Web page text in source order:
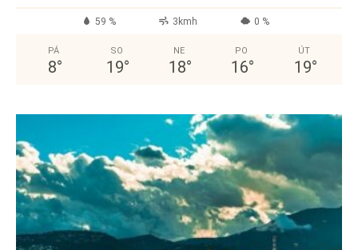
59 % 3kmh 0 %
PÁ
8°
SO
19°
NE
18°
PO
16°
ÚT
19°